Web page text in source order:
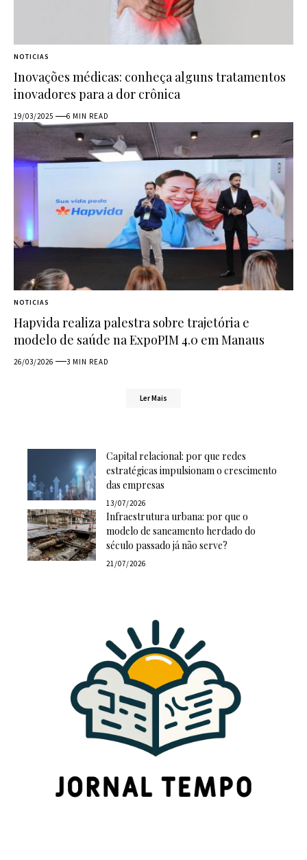
NOTICIAS
Inovações médicas: conheça alguns tratamentos
inovadores para a dor crônica
19/03/2025 6 MIN READ
NOTICIAS
Hapvida realiza palestra sobre trajetória e
modelo de saúde na ExpoPIM 4.0 em Manaus
26/03/2026 3 MIN READ
Ler Mais
Capital relacional: por que redes
estratégicas impulsionam o crescimento
das empresas
13/07/2026
Infraestrutura urbana: por que o
modelo de saneamento herdado do
século passado já não serve?
21/07/2026